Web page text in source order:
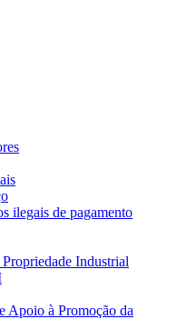
ilegais de pagamento
Industrial
Apoio à Promoção da